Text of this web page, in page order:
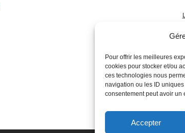
Pour offrir les meilleures
cookies pour stocker et/ou
ces technologies nous
navigation ou les ID
consentement peut avoir un
Accepter